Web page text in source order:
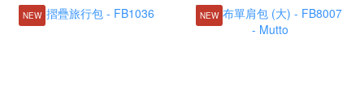
NEW NEW